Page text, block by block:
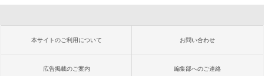
本サイトのご利用について お問い合わせ
広告掲載のご案内 編集部へのご連絡